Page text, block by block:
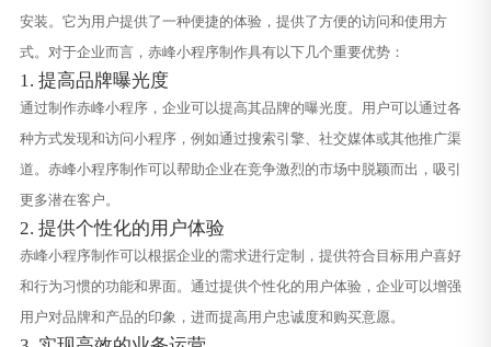
安装。它为用户提供了一种便捷的体验，提供了方便的访问和使用方
式。对于企业而言，赤峰小程序制作具有以下几个重要优势：
1. 提高品牌曝光度
通过制作赤峰小程序，企业可以提高其品牌的曝光度。用户可以通过各
种方式发现和访问小程序，例如通过搜索引擎、社交媒体或其他推广渠
道。赤峰小程序制作可以帮助企业在竞争激烈的市场中脱颖而出，吸引
更多潜在客户。
2. 提供个性化的用户体验
赤峰小程序制作可以根据企业的需求进行定制，提供符合目标用户喜好
和行为习惯的功能和界面。通过提供个性化的用户体验，企业可以增强
用户对品牌和产品的印象，进而提高用户忠诚度和购买意愿。